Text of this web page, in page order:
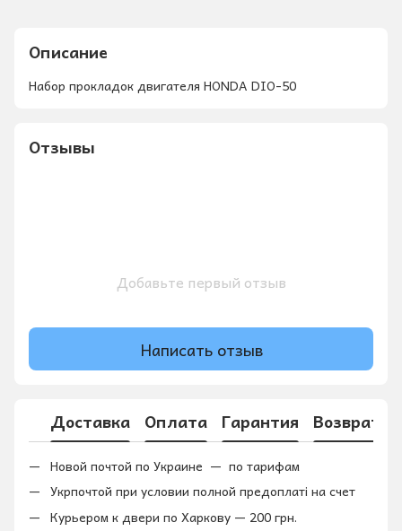
Описание
Набор прокладок двигателя HONDA DIO-50
Отзывы
Добавьте первый отзыв
Написать отзыв
Доставка Оплата Гарантия Возврат
Новой почтой по Украине — по тарифам
Укрпочтой при условии полной предоплаті на счет
Курьером к двери по Харкову — 200 грн.